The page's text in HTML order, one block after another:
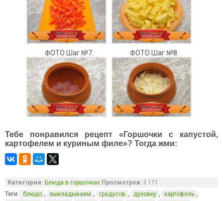
ФОТО Шаг №7. ФОТО Шаг №8.
Тебе понравился рецепт «Горшочки с капустой,
картофелем и куриным филе»? Тогда жми:
Категория: Блюда в горшочках Просмотров: 3 171
Теги: блюдо , выкладываем , градусов , духовку , картофель ,